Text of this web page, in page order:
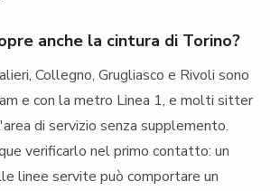
anche la cintura di Torino?
Collegno, Grugliasco e Rivoli sono
e con la metro Linea 1, e molti sitter
di servizio senza supplemento.
verificarlo nel primo contatto: un
linee servite può comportare un